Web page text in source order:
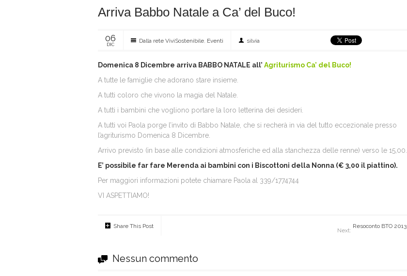
Arriva Babbo Natale a Ca’ del Buco!
06
DIC
Dalla rete ViviSostenibile Eventi silvia
Domenica 8 Dicembre arriva BABBO NATALE all’ Agriturismo Ca’ del Buco!
A tutte le famiglie che adorano stare insieme.
A tutti coloro che vivono la magia del Natale.
A tutti i bambini che vogliono portare la loro letterina dei desideri.
A tutti voi Paola porge l’invito di Babbo Natale, che si recherà in via del tutto eccezionale presso
l’agriturismo Domenica 8 Dicembre.
Arrivo previsto (in base alle condizioni atmosferiche ed alla stanchezza delle renne) verso le 15,00.
E’ possibile far fare Merenda ai bambini con i Biscottoni della Nonna (€ 3,00 il piattino).
Per maggiori informazioni potete chiamare Paola al 339/1774744
VI ASPETTIAMO!
Share This Post
Next:
Resoconto BTO 2013
Nessun commento